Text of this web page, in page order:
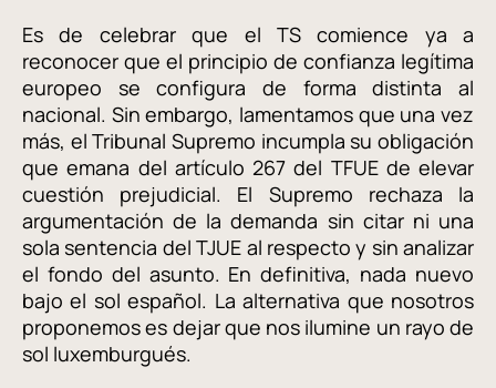
Es de celebrar que el TS comience ya a
reconocer que el principio de confianza legítima
europeo se configura de forma distinta al
nacional. Sin embargo, lamentamos que una vez
más, el Tribunal Supremo incumpla su obligación
que emana del artículo 267 del TFUE de elevar
cuestión prejudicial. El Supremo rechaza la
argumentación de la demanda sin citar ni una
sola sentencia del TJUE al respecto y sin analizar
el fondo del asunto. En definitiva, nada nuevo
bajo el sol español. La alternativa que nosotros
proponemos es dejar que nos ilumine un rayo de
sol luxemburgués.